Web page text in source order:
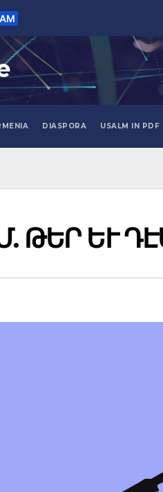
DIASPORA USALM IN PDF
ԹԵՐ ԵՒ